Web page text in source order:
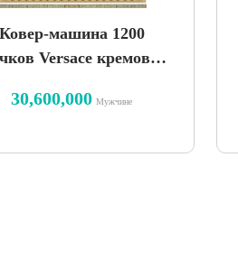
машина 1200
Versace кремовый
30,600,000 Мужчине